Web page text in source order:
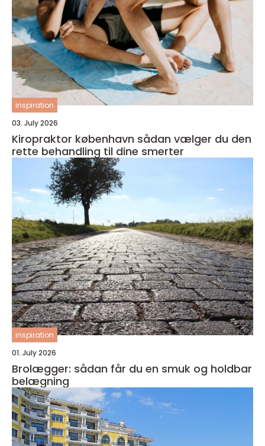
inspiration
03. July 2026
Kiropraktor københavn sådan vælger du den
rette behandling til dine smerter
inspiration
01. July 2026
Brolægger: sådan får du en smuk og holdbar
belægning